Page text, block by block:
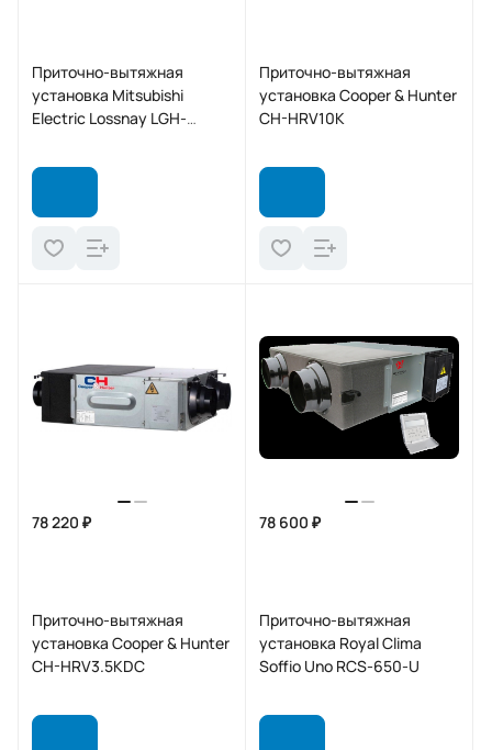
Приточно-вытяжная
установка Mitsubishi
Electric Lossnay LGH-
Приточно-вытяжная
установка Cooper & Hunter
CH-HRV10K
78 220 ₽
Приточно-вытяжная
установка Cooper & Hunter
CH-HRV3.5KDC
78 600 ₽
Приточно-вытяжная
установка Royal Clima
Soffio Uno RCS-650-U